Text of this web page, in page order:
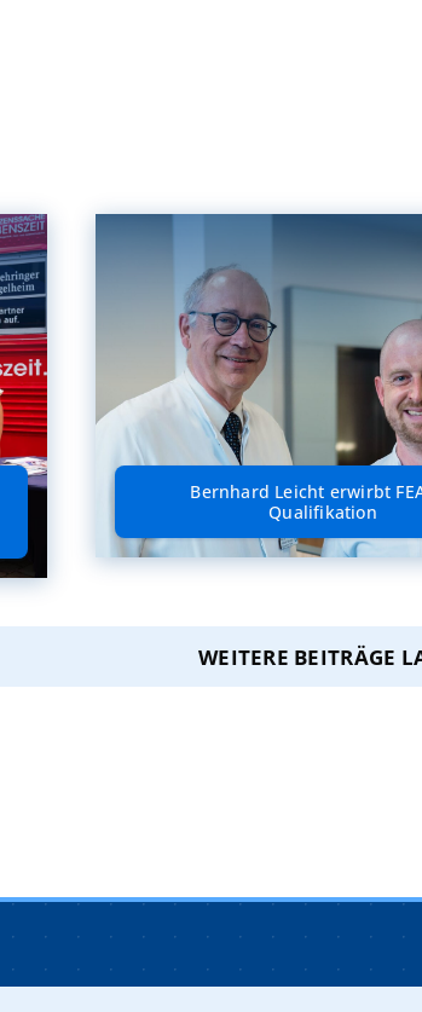
Bernhard Leicht erwirbt
Qualifikation
WEITERE BEITRÄGE